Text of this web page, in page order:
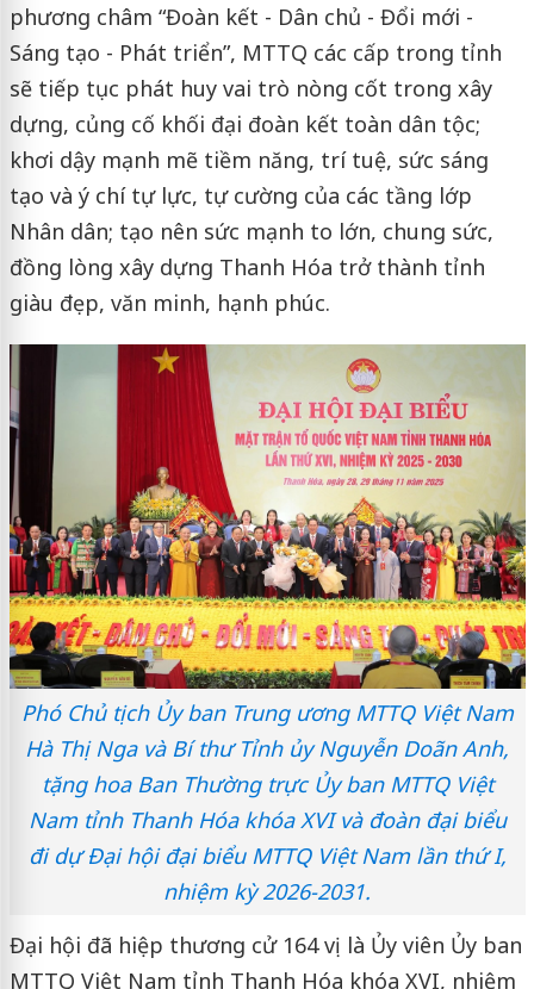
phương châm “Đoàn kết - Dân chủ - Đổi mới -
Sáng tạo - Phát triển”, MTTQ các cấp trong tỉnh
sẽ tiếp tục phát huy vai trò nòng cốt trong xây
dựng, củng cố khối đại đoàn kết toàn dân tộc;
khơi dậy mạnh mẽ tiềm năng, trí tuệ, sức sáng
tạo và ý chí tự lực, tự cường của các tầng lớp
Nhân dân; tạo nên sức mạnh to lớn, chung sức,
đồng lòng xây dựng Thanh Hóa trở thành tỉnh
giàu đẹp, văn minh, hạnh phúc.
Phó Chủ tịch Ủy ban Trung ương MTTQ Việt Nam
Hà Thị Nga và Bí thư Tỉnh ủy Nguyễn Doãn Anh,
tặng hoa Ban Thường trực Ủy ban MTTQ Việt
Nam tỉnh Thanh Hóa khóa XVI và đoàn đại biểu
đi dự Đại hội đại biểu MTTQ Việt Nam lần thứ I,
nhiệm kỳ 2026-2031.
Đại hội đã hiệp thương cử 164 vị là Ủy viên Ủy ban
MTTQ Việt Nam tỉnh Thanh Hóa khóa XVI, nhiệm